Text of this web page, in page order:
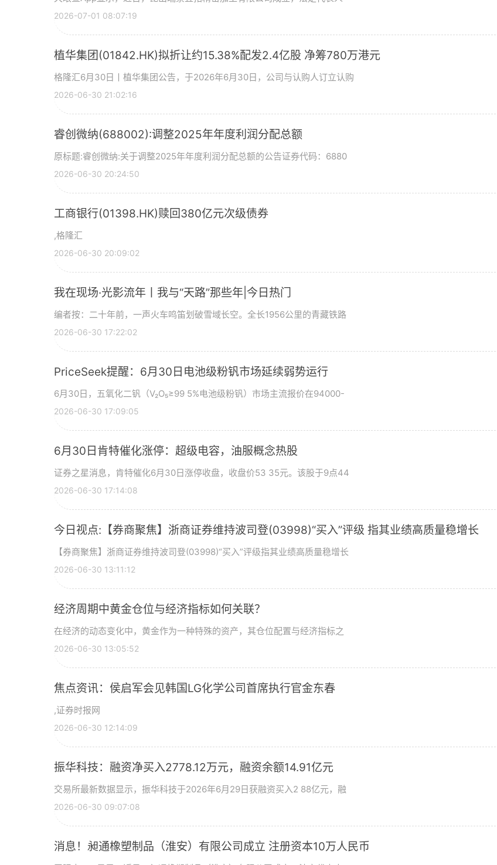
2026-07-01 08:07:19
植华集团(01842.HK)拟折让约15.38%配发2.4亿股 净筹780万港元
格隆汇6月30日丨植华集团公告，于2026年6月30日，公司与认购人订立认购
2026-06-30 21:02:16
睿创微纳(688002):调整2025年年度利润分配总额
原标题:睿创微纳:关于调整2025年年度利润分配总额的公告证券代码：6880
2026-06-30 20:24:50
工商银行(01398.HK)赎回380亿元次级债券
,格隆汇
2026-06-30 20:09:02
我在现场·光影流年丨我与“天路”那些年|今日热门
编者按：二十年前，一声火车鸣笛划破雪域长空。全长1956公里的青藏铁路
2026-06-30 17:22:02
PriceSeek提醒：6月30日电池级粉钒市场延续弱势运行
6月30日，五氧化二钒（V₂O₅≥99 5%电池级粉钒）市场主流报价在94000-
2026-06-30 17:09:05
6月30日肯特催化涨停：超级电容，油服概念热股
证券之星消息，肯特催化6月30日涨停收盘，收盘价53 35元。该股于9点44
2026-06-30 17:14:08
今日视点:【券商聚焦】浙商证券维持波司登(03998)“买入”评级 指其业绩高质量稳增长
【券商聚焦】浙商证券维持波司登(03998)“买入”评级指其业绩高质量稳增长
2026-06-30 13:11:12
经济周期中黄金仓位与经济指标如何关联？
在经济的动态变化中，黄金作为一种特殊的资产，其仓位配置与经济指标之
2026-06-30 13:05:52
焦点资讯：侯启军会见韩国LG化学公司首席执行官金东春
,证券时报网
2026-06-30 12:14:09
振华科技：融资净买入2778.12万元，融资余额14.91亿元
交易所最新数据显示，振华科技于2026年6月29日获融资买入2 88亿元，融
2026-06-30 09:07:08
消息！昶通橡塑制品（淮安）有限公司成立 注册资本10万人民币